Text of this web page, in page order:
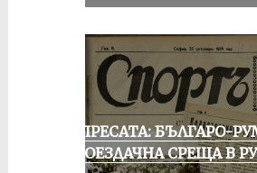
ОТ ПРЕСАТА: БЪЛГАРО-
КОЛОЕЗДАЧНА СРЕЩА В